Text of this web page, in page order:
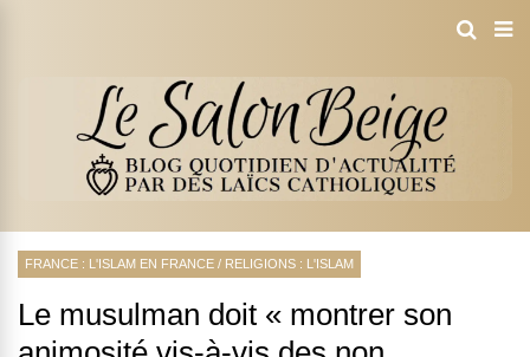
FRANCE : L'ISLAM EN FRANCE / RELIGIONS : L'ISLAM
Le musulman doit « montrer son